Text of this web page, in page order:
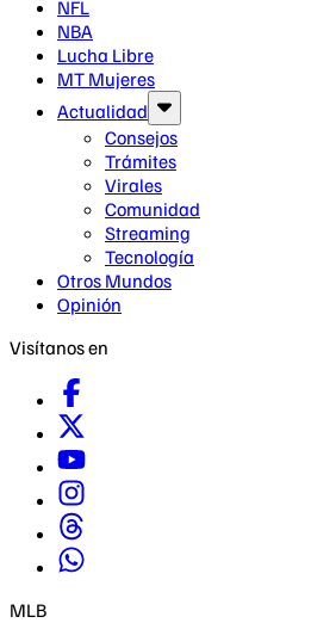
NFL
NBA
Lucha Libre
MT Mujeres
Actualidad
Consejos
Trámites
Virales
Comunidad
Streaming
Tecnología
Otros Mundos
Opinión
Visítanos en
MLB